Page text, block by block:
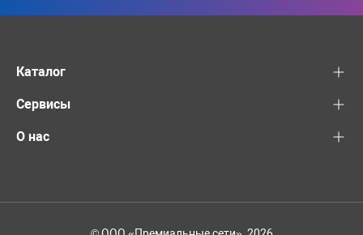
Каталог
Сервисы
О нас